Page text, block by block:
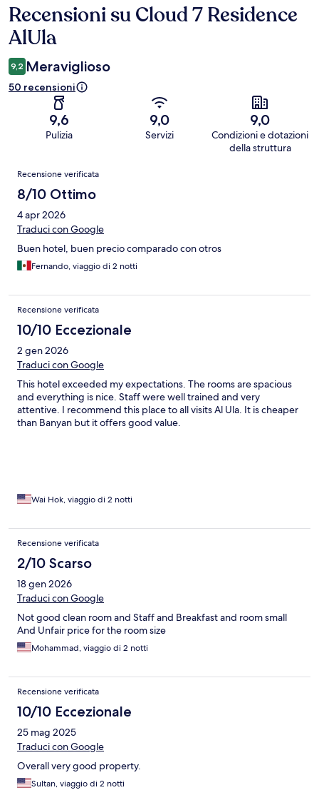
Recensioni
Recensioni su Cloud 7 Residence
AlUla
9,2 Meraviglioso
50 recensioni
9,6
Pulizia
9,0
Servizi
9,0
Condizioni e dotazioni
della struttura
Recensioni
Recensione verificata
8/10 Ottimo
4 apr 2026
Traduci con Google
Buen hotel, buen precio comparado con otros
Fernando, viaggio di 2 notti
Recensione verificata
10/10 Eccezionale
2 gen 2026
Traduci con Google
This hotel exceeded my expectations. The rooms are spacious
and everything is nice. Staff were well trained and very
attentive. I recommend this place to all visits Al Ula. It is cheaper
than Banyan but it offers good value.
Wai Hok, viaggio di 2 notti
Recensione verificata
2/10 Scarso
18 gen 2026
Traduci con Google
Not good clean room and Staff and Breakfast and room small
And Unfair price for the room size
Mohammad, viaggio di 2 notti
Recensione verificata
10/10 Eccezionale
25 mag 2025
Traduci con Google
Overall very good property.
Sultan, viaggio di 2 notti